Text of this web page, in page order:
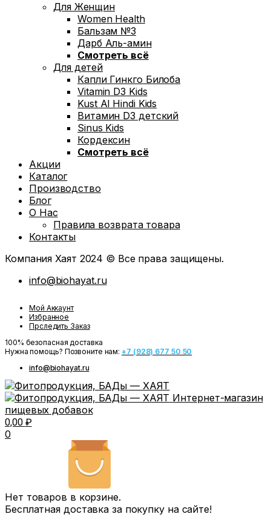
Для Женщин
Women Health
Бальзам №3
Дарб Аль-амин
Смотреть всё
Для детей
Капли Гинкго Билоба
Vitamin D3 Kids
Kust Al Hindi Kids
Витамин D3 детский
Sinus Kids
Кордексин
Смотреть всё
Акции
Каталог
Производство
Блог
О Нас
Правила возврата товара
Контакты
Компания Хаят 2024 © Все права защищены.
info@biohayat.ru
Мой Аккаунт
Избранное
Прследить Заказ
100% безопасная доставка
Нужна помощь? Позвоните нам:+7 (928) 677 50 50
info@biohayat.ru
Интернет-магазин
пищевых добавок
0,00 ₽
0
Нет товаров в корзине.
Бесплатная доставка за покупку на сайте!